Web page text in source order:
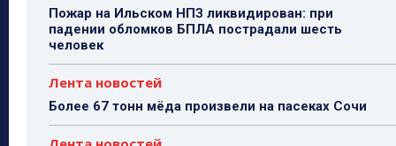
Пожар на Ильском НПЗ ликвидирован: при
падении обломков БПЛА пострадали шесть
человек
Лента новостей
Более 67 тонн мёда произвели на пасеках Сочи